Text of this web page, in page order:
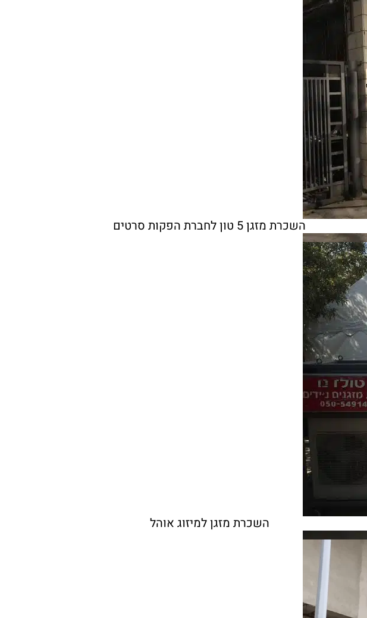
השכרת מזגן 5 טון לחברת ‏הפקות סרטים
השכרת מזגן למיזוג אוהל